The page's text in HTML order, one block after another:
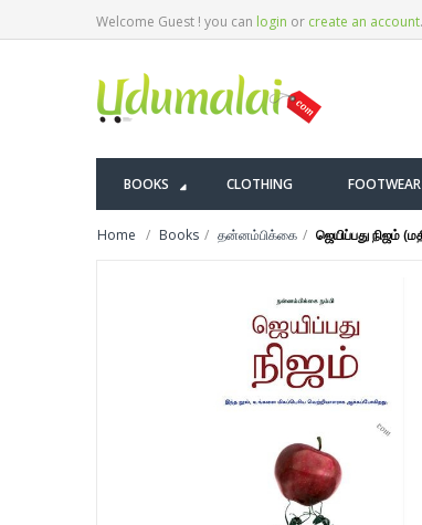
Welcome Guest ! you can login or create an account.
BOOKS CLOTHING FOOTWEAR
Home Books தன்னம்பிக்கை ஜெயிப்பது நிஜம்